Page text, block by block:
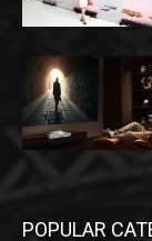
POPULAR